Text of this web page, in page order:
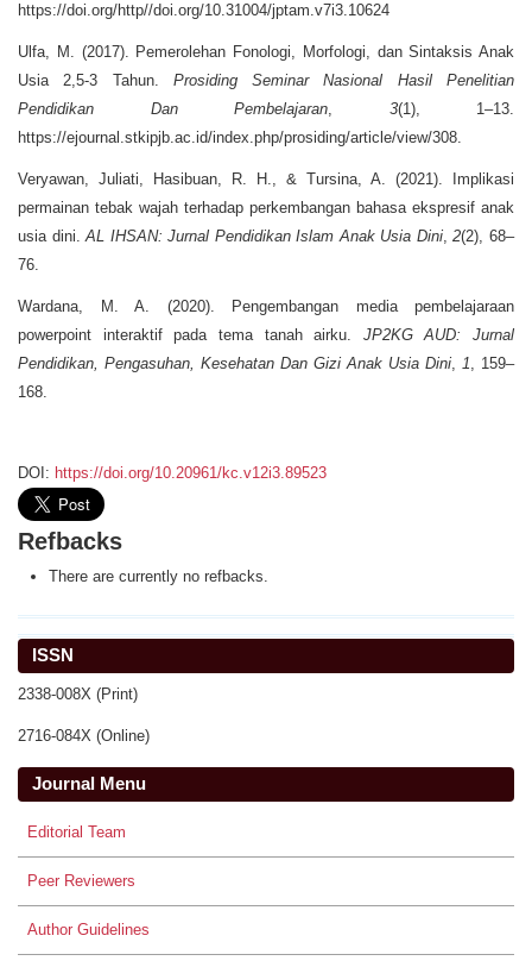
ISSN
2338-008X (Print)
2716-084X (Online)
Journal Menu
Editorial Team
Peer Reviewers
Author Guidelines
https://doi.org/http//doi.org/10.31004/jptam.v7i3.10624
Ulfa, M. (2017). Pemerolehan Fonologi, Morfologi, dan Sintaksis Anak
Usia 2,5-3 Tahun. Prosiding Seminar Nasional Hasil Penelitian
Pendidikan Dan Pembelajaran, 3(1), 1–13.
https://ejournal.stkipjb.ac.id/index.php/prosiding/article/view/308.
Veryawan, Juliati, Hasibuan, R. H., & Tursina, A. (2021). Implikasi
permainan tebak wajah terhadap perkembangan bahasa ekspresif anak
usia dini.AL IHSAN: Jurnal Pendidikan Islam Anak Usia Dini,2(2), 68–
76.
Wardana, M. A. (2020). Pengembangan media pembelajaraan
powerpoint interaktif pada tema tanah airku. JP2KG AUD: Jurnal
Pendidikan, Pengasuhan, Kesehatan Dan Gizi Anak Usia Dini, 1, 159–
168.
DOI: https://doi.org/10.20961/kc.v12i3.89523
Refbacks
There are currently no refbacks.